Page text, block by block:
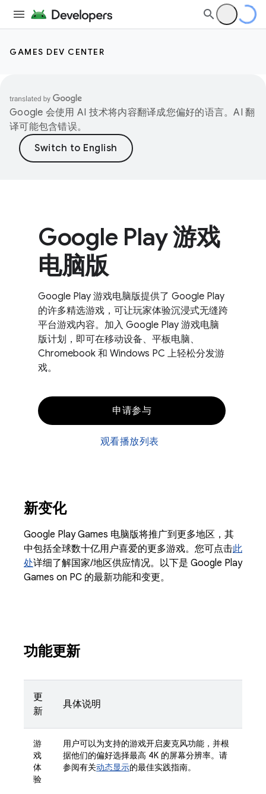
GAMES DEV CENTER
Google 会使用 AI 技术将内容翻译成您偏好的语言。AI 翻
译可能包含错误。
Google Play 游戏
电脑版
Google Play 游戏电脑版提供了 Google Play
的许多精选游戏，可让玩家体验沉浸式无缝跨
平台游戏内容。加入 Google Play 游戏电脑
版计划，即可在移动设备、平板电脑、
Chromebook 和 Windows PC 上轻松分发游
戏。
申请参与
观看播放列表
新变化
Google Play Games 电脑版将推广到更多地区，其
中包括全球数十亿用户喜爱的更多游戏。您可点击此
处详细了解国家/地区供应情况。以下是 Google Play
Games on PC 的最新功能和变更。
功能更新
更
新
具体说明
游
戏
体
验
用户可以为支持的游戏开启麦克风功能，并根
据他们的偏好选择最高 4K 的屏幕分辨率。请
参阅有关动态显示的最佳实践指南。